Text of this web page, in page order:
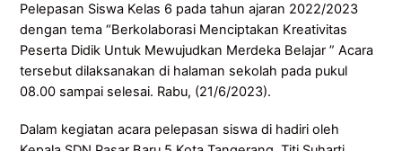
Pelepasan Siswa Kelas 6 pada tahun ajaran 2022/2023
dengan tema “Berkolaborasi Menciptakan Kreativitas
Peserta Didik Untuk Mewujudkan Merdeka Belajar ” Acara
tersebut dilaksanakan di halaman sekolah pada pukul
08.00 sampai selesai. Rabu, (21/6/2023).
Dalam kegiatan acara pelepasan siswa di hadiri oleh